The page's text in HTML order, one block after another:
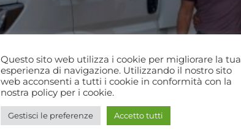
Questo sito web utilizza i cookie per migliorare la tua
esperienza di navigazione. Utilizzando il nostro sito
web acconsenti a tutti i cookie in conformità con la
nostra policy per i cookie.
Gestisci le preferenze Accetto tutti